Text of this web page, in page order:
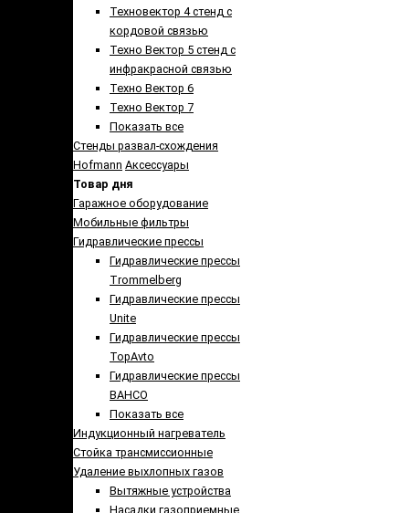
Техновектор 4 стенд с
кордовой связью
Техно Вектор 5 стенд с
инфракрасной связью
Техно Вектор 6
Техно Вектор 7
Показать все
Стенды развал-схождения
Hofmann Аксеcсуары
Товар дня
Гаражное оборудование
Мобильные фильтры
Гидравлические прессы
Гидравлические прессы
Trommelberg
Гидравлические прессы
Unite
Гидравлические прессы
TopAvto
Гидравлические прессы
BAHCO
Показать все
Индукционный нагреватель
Стойка трансмиссионные
Удаление выхлопных газов
Вытяжные устройства
Насадки газоприемные